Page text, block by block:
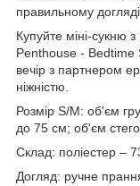
правильному догляді
Купуйте міні-сукню
Penthouse -
вечір з партнером
ніжністю.
Розмір S/M: об'єм
до 75 см; об'єм
Склад: поліестер –
Догляд: ручне